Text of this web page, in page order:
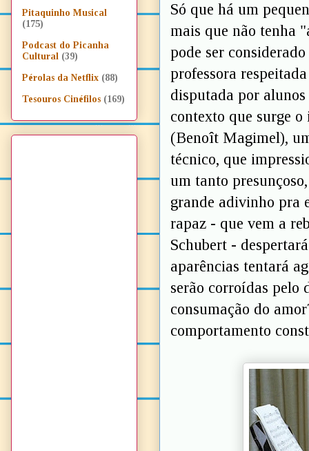
Só que há um
mais que não tenha
pode ser
professora
disputada por alunos
contexto que surge
(Benoît Magimel),
técnico, que
um tanto
grande adivinho pra
rapaz - que vem a
Schubert -
aparências tentará
serão corroídas pelo
consumação do
comportamento
Pitaquinho Musical
(175)
Podcast do Picanha
Cultural (39)
Pérolas da Netflix (88)
Tesouros Cinéfilos (169)